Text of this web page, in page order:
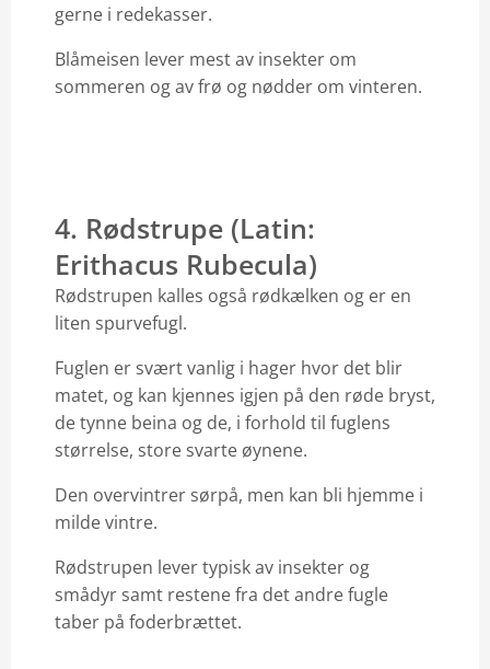
gerne i redekasser.
Blåmeisen lever mest av insekter om
sommeren og av frø og nødder om vinteren.
4. Rødstrupe (Latin:
Erithacus Rubecula)
Rødstrupen kalles også rødkælken og er en
liten spurvefugl.
Fuglen er svært vanlig i hager hvor det blir
matet, og kan kjennes igjen på den røde bryst,
de tynne beina og de, i forhold til fuglens
størrelse, store svarte øynene.
Den overvintrer sørpå, men kan bli hjemme i
milde vintre.
Rødstrupen lever typisk av insekter og
smådyr samt restene fra det andre fugle
taber på foderbrættet.